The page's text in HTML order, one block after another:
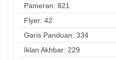
Pameran: 821
Flyer: 42
Garis Panduan: 334
Iklan Akhbar: 229